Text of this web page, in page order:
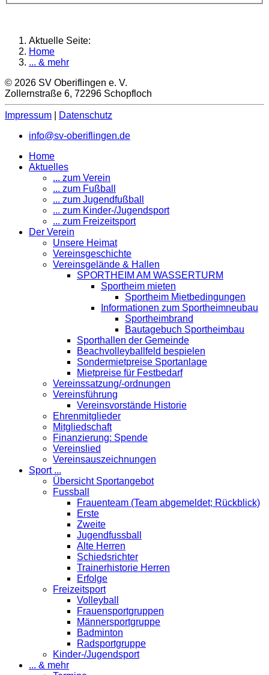
Aktuelle Seite:
Home
... & mehr
© 2026 SV Oberiflingen e. V.
Zollernstraße 6, 72296 Schopfloch
Impressum
Datenschutz
info@sv-oberiflingen.de
Home
Aktuelles
... zum Verein
... zum Fußball
... zum Jugendfußball
... zum Kinder-/Jugendsport
... zum Freizeitsport
Der Verein
Unsere Heimat
Vereinsgeschichte
Vereinsgelände & Hallen
SPORTHEIM AM WASSERTURM
Sportheim mieten
Sportheim Mietbedingungen
Informationen zum Sportheimneubau
Sportheimbrand
Bautagebuch Sportheimbau
Sporthallen der Gemeinde
Beachvolleyballfeld bespielen
Sondermietpreise Sportanlage
Mietpreise für Festbedarf
Vereinssatzung/-ordnungen
Vereinsführung
Vereinsvorstände Historie
Ehrenmitglieder
Mitgliedschaft
Finanzierung: Spende
Vereinslied
Vereinsauszeichnungen
Sport ...
Übersicht Sportangebot
Fussball
Frauenteam (Team abgemeldet; Rückblick)
Erste
Zweite
Jugendfussball
Alte Herren
Schiedsrichter
Trainerhistorie Herren
Erfolge
Freizeitsport
Volleyball
Frauensportgruppen
Männersportgruppe
Badminton
Radsportgruppe
Kinder-/Jugendsport
... & mehr